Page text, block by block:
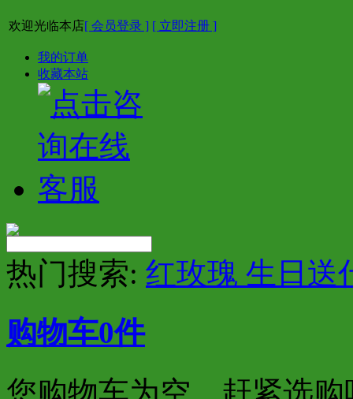
欢迎光临本店[ 会员登录 ] [ 立即注册 ]
我的订单
收藏本站
热门搜索: 红玫瑰 生日送
购物车0件
您购物车为空，赶紧选购